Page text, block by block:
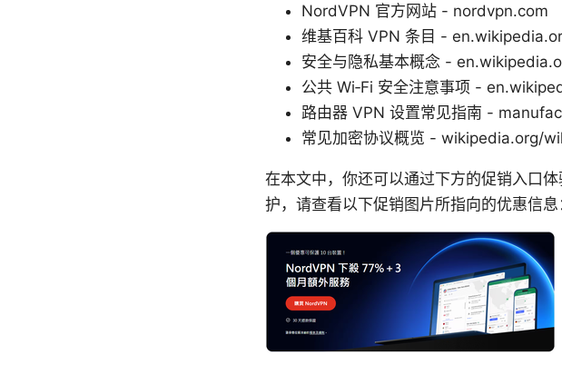
NordVPN 官方网站 - nordvpn.com
维基百科 VPN 条目 -
安全与隐私基本概念 -
公共 Wi‑Fi 安全注意事项 -
路由器 VPN 设置常见指南 -
常见加密协议概览 - wikipedia.org/
在本文中，你还可以通过下方的促销入口
护，请查看以下促销图片所指向的优惠信息